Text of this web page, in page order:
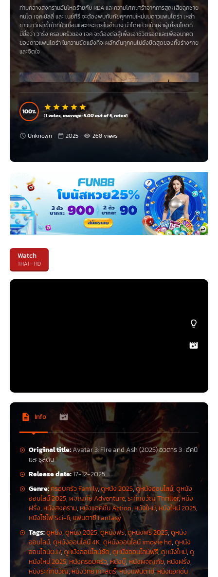
ท่ามกลางสงครามอันโหดร้ายกับ RDA และความโศกเศร้าจากการสูญเสียลูกชาย
คนโต เจค ซัลลี่ และ เนย์ทีรี จะต้องพบกับภัยคุกคามใหม่บนดาวแพนโดร่า เหล่า
ชาวนาวีเผ่าขี้เถ้าที่ป่าเถื่อนและกระหายในอำนาจ นำโดยหัวหน้าเผ่าผู้เหี้ยมโหดที่
มีชื่อว่า วารัง ครอบครัวของ เจค จะต้องต่อสู้เพื่อเอาชีวิตรอดและเพื่ออนาคต
ของดาวแพนโดร่า ในความขัดแย้งที่จะผลักดันทุกคนไปยังขีดสุดของทั้งร่างกาย
และจิตใจ
Avatar: Fire and Ashคือบทต่อไปของมหากาพย์ไซไฟแฟนตาซีจากผู้กำกับ
James Cameronที่พาผู้ชมกลับสู่ดาวแพนดอร่าอีกครั้ง ผ่านการผจญภัยครั้ง
ใหม่ของครอบครัวซัลลี หลังต้องเผชิญความสูญเสียครั้งใหญ่จากการจากไป
ของลูกชายคนโต ซึ่งทิ้งบาดแผลลึกไว้ในความสัมพันธ์ของทุกคน
ขณะความโศกเศร้ายังไม่จางหาย ภัยคุกคามใหม่ได้ถือกำเนิดขึ้น เมื่อพวกเขา
ต้องเผชิญหน้ากับเผาไฟ (Ash People หรือ Mangkwan)ชาวนาวีผู้ดุดันและ
โหดเหี้ยม นำโดยวารังหัวหน้าเผ่าผู้ทรงอำนาจและเปี่ยมด้วยด้านมืด ความขัด
แย้งครั้งนี้ลุกลามกลายเป็นสงครามที่อาจเปลี่ยนชะตากรรมของแพนดอร่าไป
ตลอดกาล
ตัวอย่างภาพยนตร์อวตาร 3 (Avatar:
Fire and Ash)
100 (1votes, average:5.00out of 5,rated)
Unknown 2025 268 views
Watch
THAI - HD
Info
Original title:Avatar 3: Fire and Ash (2025) อวตาร 3 : อัคนี
และธุลีดิน
Release date:17-12-2025
Genre:ครอบครัว Family,ดูหนัง 2025,ดูหนังออนไลน์,ดูหนัง
ออนไลน์ 2025, ผจญภัย Adventure,ระทึกขวัญ Thriller,หนัง
ฝรั่ง, หนังสงคราม, หนังแอคชั่น Action,หนังใหม่, หนังใหม่ 2025,
หนังไซไฟ Sci-fi,แฟนตาซี Fantasy
Tags:ดูหนัง,ดูหนัง 2025,ดูหนังฟรี,ดูหนังฟรี 2025,ดูหนัง
ออนไลน์,ดูหนังออนไลน์ 4K,ดูหนังออนไลน์ imovie hd,ดูหนัง
ออนไลน์037,ดูหนังออนไลน์ชัด,ดูหนังออนไลน์ฟรี,ดูหนังใหม่,ดู
หนังใหม่ 2025,หนังครอบครัว,หนังบู๊, หนังผจญภัย, หนังฝรั่ง,
หนังระทึกขวัญ,หนังวิทยาศาสตร์,หนังแฟนตาซี,หนังแอคชั่น